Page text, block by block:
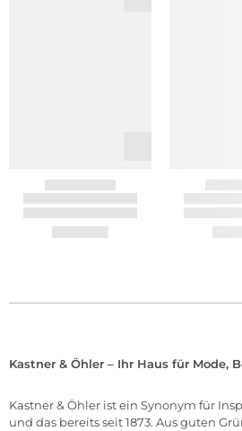
Kastner & Öhler – Ihr Haus für Mode,
Kastner & Öhler ist ein Synonym für
und das bereits seit 1873. Aus guten